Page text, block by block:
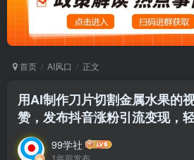
首页 AI风口 正文
用AI制作刀片切割金属水果的
赞，发布抖音涨粉引流变现，
99学社
1年前发布